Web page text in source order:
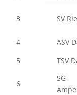
3 SV
4
ASV
5
TSV
6
SG